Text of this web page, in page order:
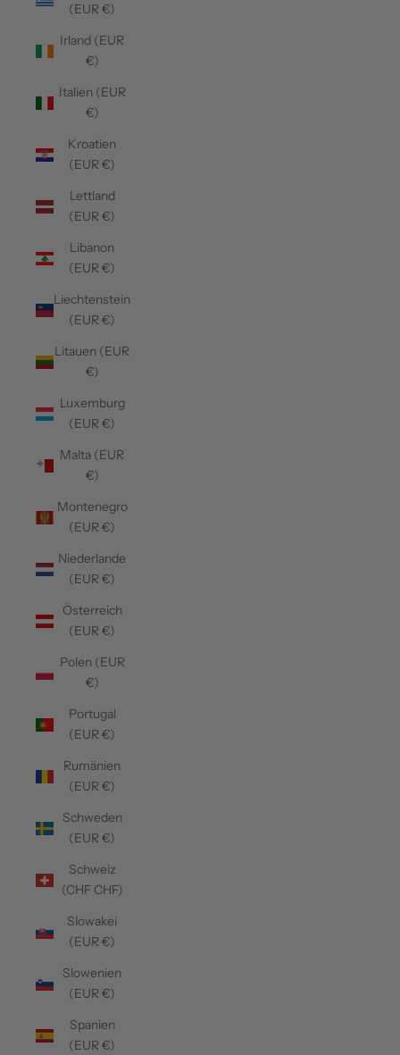
(EUR €)
Irland (EUR
€)
Italien (EUR
€)
Kroatien
(EUR €)
Lettland
(EUR €)
Libanon
(EUR €)
Liechtenstein
(EUR €)
Litauen (EUR
€)
Luxemburg
(EUR €)
Malta (EUR
€)
Montenegro
(EUR €)
Niederlande
(EUR €)
Österreich
(EUR €)
Polen (EUR
€)
Portugal
(EUR €)
Rumänien
(EUR €)
Schweden
(EUR €)
Schweiz
(CHF CHF)
Slowakei
(EUR €)
Slowenien
(EUR €)
Spanien
(EUR €)